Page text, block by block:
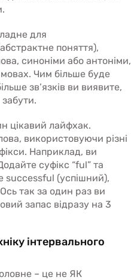
для
поняття),
синоніми або антоніми,
Чим більше буде
зв’язків ви виявите,
цікавий лайфхак.
використовуючи різні
Наприклад, ви
суфікс “ful” та
successful (успішний),
так за один раз ви
запас відразу на 3
інтервального
– це не ЯК